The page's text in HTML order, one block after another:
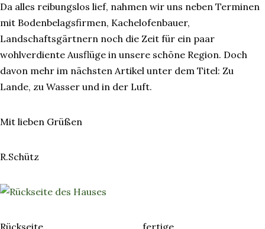
Da alles reibungslos lief, nahmen wir uns neben Terminen
mit Bodenbelagsfirmen, Kachelofenbauer,
Landschaftsgärtnern noch die Zeit für ein paar
wohlverdiente Ausflüge in unsere schöne Region. Doch
davon mehr im nächsten Artikel unter dem Titel: Zu
Lande, zu Wasser und in der Luft.
Mit lieben Grüßen
R.Schütz
Rückseite fertige